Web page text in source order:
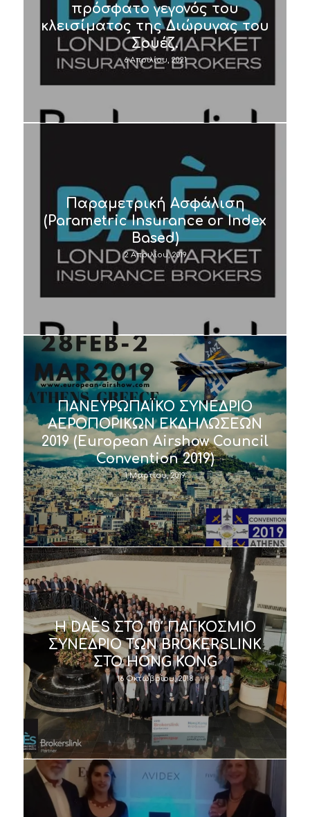
πρόσφατο γεγονός του
κλεισίματος της Διώρυγας του
Σουέζ.
6 Απριλίου, 2021
Παραμετρική Ασφάλιση
(Parametric Insurance or Index
Based)
2 Απριλίου, 2019
ΠΑΝΕΥΡΩΠΑΪΚΟ ΣΥΝΕΔΡΙΟ
ΑΕΡΟΠΟΡΙΚΩΝ ΕΚΔΗΛΩΣΕΩΝ
2019 (European Airshow Council
Convention 2019)
1 Μαρτίου, 2019
H DAÈS ΣΤΟ 10′ ΠΑΓΚΟΣΜΙΟ
ΣΥΝΕΔΡΙΟ ΤΩΝ BROKERSLINK
ΣΤΟ HONG KONG
16 Οκτωβρίου, 2018